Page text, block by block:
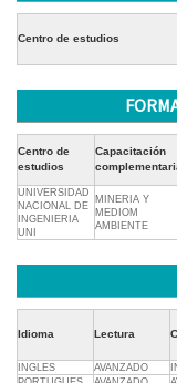
Centro de estudios
Centro de
estudios
Capacitación
UNIVERSIDAD
NACIONAL DE
INGENIERIA
UNI
MINERIA Y
MEDIOM
AMBIENTE
Idioma Lectura
INGLES AVANZADO